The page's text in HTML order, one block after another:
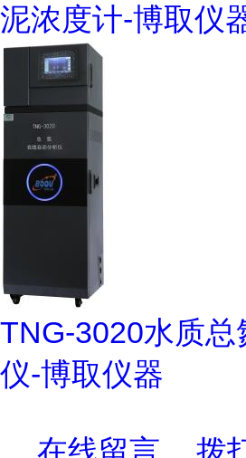
泥浓度计-博取仪
TNG-3020水质总
仪-博取仪器
在线留言 拨